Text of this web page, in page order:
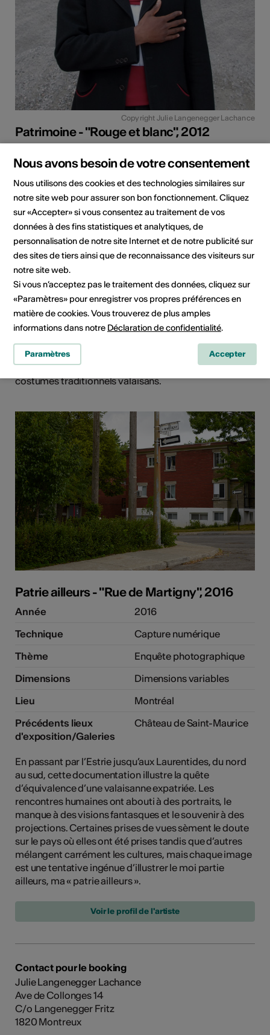
Copyright Julie Langenegger Lachance
Patrimoine - "Rouge et blanc", 2012
Thème
Enquête photographique
Dimensions
Dimensions variables
Lieu
Martigny
Précédents lieux
d'exposition/Galeries
Galerie du Théâtre du
Considérant que l'habillement n'est pas le simple reflet
d'une personne, Julie Langenegger Lachance joue
avec l'incertitude que suscite l'apparence. Ces divers
portraits se muent en une recherche sur l'identité,
l'appartenance, le territoire et le patrimoine,
représentant ici cinq joueurs du FC Sion, vêtus de
costumes traditionnels valaisans.
Patrie ailleurs - "Rue de Martigny", 2016
Année
2016
Technique
Capture numérique
Thème
Enquête photographique
Dimensions
Dimensions variables
Lieu
Montréal
Précédents lieux
d'exposition/Galeries
Château de Saint-Maurice
En passant par l’Estrie jusqu’aux Laurentides, du nord
au sud, cette documentation illustre la quête
d’équivalence d’une valaisanne expatriée. Les
rencontres humaines ont abouti à des portraits, le
manque à des visions fantasques et le souvenir à des
projections. Certaines prises de vues sèment le doute
sur le pays où elles ont été prises tandis que d’autres
mélangent carrément les cultures, mais chaque image
est une tentative ingénue d’illustrer le moi partie
ailleurs, ma « patrie ailleurs ».
Voir le profil de l'artiste
Contact pour le booking
Julie Langenegger Lachance
Ave de Collonges 14
C/o Langenegger Fritz
1820 Montreux
Nous avons besoin de votre consentement
Nous utilisons des cookies et des technologies similaires sur
notre site web pour assurer son bon fonctionnement. Cliquez
sur «Accepter» si vous consentez au traitement de vos
données à des fins statistiques et analytiques, de
personnalisation de notre site Internet et de notre publicité sur
des sites de tiers ainsi que de reconnaissance des visiteurs sur
notre site web.
Si vous n’acceptez pas le traitement des données, cliquez sur
«Paramètres» pour enregistrer vos propres préférences en
matière de cookies. Vous trouverez de plus amples
informations dans notre Déclaration de confidentialité.
Paramètres Accepter